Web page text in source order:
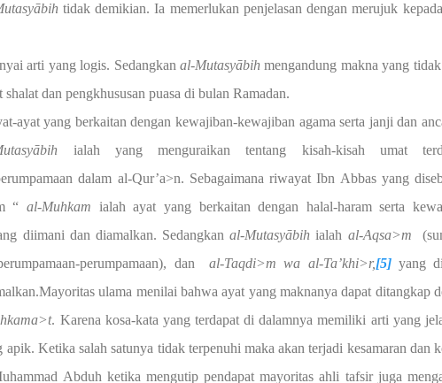
ābih tidak demikian. Ia memerlukan penjelasan dengan merujuk
arti yang logis. Sedangkan al-Mutasyābihmengandung makna yang
shalat dan pengkhususan puasa di bulan Ramadan.
ayat yang berkaitan dengan kewajiban-kewajiban agama serta janji dan
ābih ialah yang menguraikan tentang kisah-kisah umat
dalam al-Qur’a>n. Sebagaimana riwayat Ibn Abbas yang
“al-Muhkam ialah ayat yang berkaitan dengan halal-haram serta
diimani dan diamalkan. Sedangkanal-Mutasyābihialah al-Aqsa>m
perumpamaan), dan al-Taqdi>m wa al-Ta’khi>r,[5] yang
ulama menilai bahwa ayat yang maknanya dapat ditangkap
. Karena kosa-kata yang terdapat di dalamnya memiliki arti yang
Ketika salah satunya tidak terpenuhi maka akan terjadi kesamaran dan
Abduh ketika mengutip pendapat mayoritas ahli tafsir juga